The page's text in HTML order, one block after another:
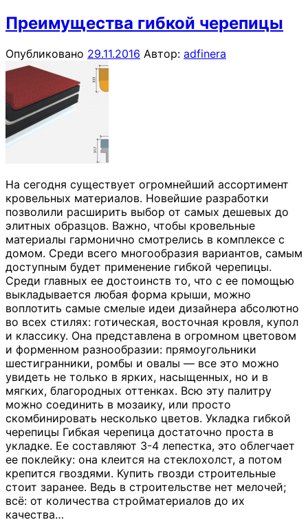
Преимущества гибкой черепицы
Опубликовано 29.11.2016 Автор: adfinera
На сегодня существует огромнейший ассортимент
кровельных материалов. Новейшие разработки
позволили расширить выбор от самых дешевых до
элитных образцов. Важно, чтобы кровельные
материалы гармонично смотрелись в комплексе с
домом. Среди всего многообразия вариантов, самым
доступным будет применение гибкой черепицы.
Среди главных ее достоинств то, что с ее помощью
выкладывается любая форма крыши, можно
воплотить самые смелые идеи дизайнера абсолютно
во всех стилях: готическая, восточная кровля, купол
и классику. Она представлена в огромном цветовом
и форменном разнообразии: прямоугольники
шестигранники, ромбы и овалы — все это можно
увидеть не только в ярких, насыщенных, но и в
мягких, благородных оттенках. Всю эту палитру
можно соединить в мозаику, или просто
скомбинировать несколько цветов. Укладка гибкой
черепицы Гибкая черепица достаточно проста в
укладке. Ее составляют 3-4 лепестка, это облегчает
ее поклейку: она клеится на стеклохолст, а потом
крепится гвоздями. Купить гвозди строительные
стоит заранее. Ведь в строительстве нет мелочей;
всё: от количества стройматериалов до их
качества…